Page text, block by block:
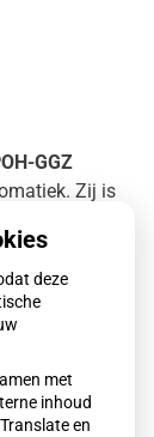
GGZ
Zij is
en
de
die
in
deze
met
inhoud
en